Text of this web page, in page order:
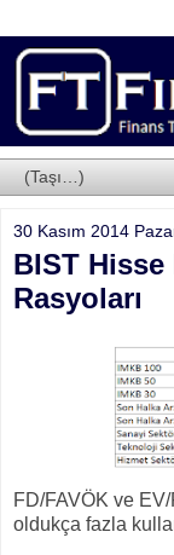
30 Kasım 2014
BIST
Rasyoları
FD/FAVÖK ve
oldukça fazla